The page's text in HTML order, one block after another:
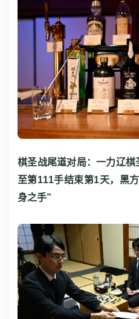
棋圣战尾道对局：一力辽
至第111手结束第1天，黑
身之手”